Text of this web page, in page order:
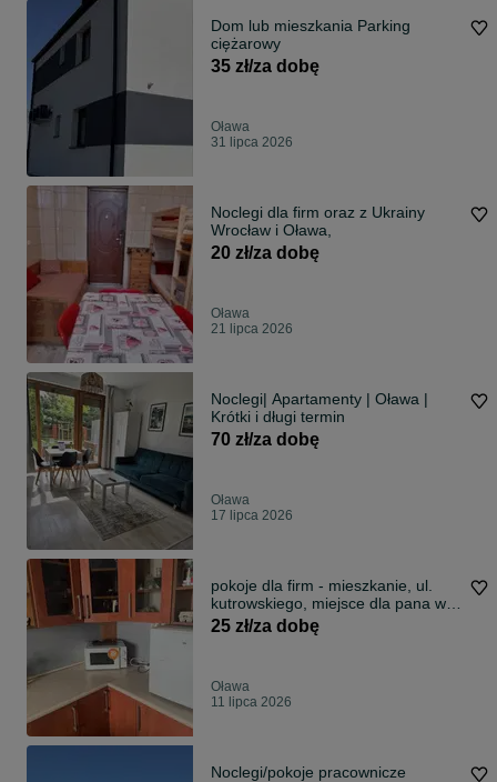
Dom lub mieszkania Parking
ciężarowy
35 zł/za dobę
Oława
31 lipca 2026
Noclegi dla firm oraz z Ukrainy
Wrocław i Oława,
20 zł/za dobę
Oława
21 lipca 2026
Noclegi| Apartamenty | Oława |
Krótki i długi termin
70 zł/za dobę
Oława
17 lipca 2026
pokoje dla firm - mieszkanie, ul.
kutrowskiego, miejsce dla pana w
pokoju 2 osobowym
25 zł/za dobę
Oława
11 lipca 2026
Noclegi/pokoje pracownicze